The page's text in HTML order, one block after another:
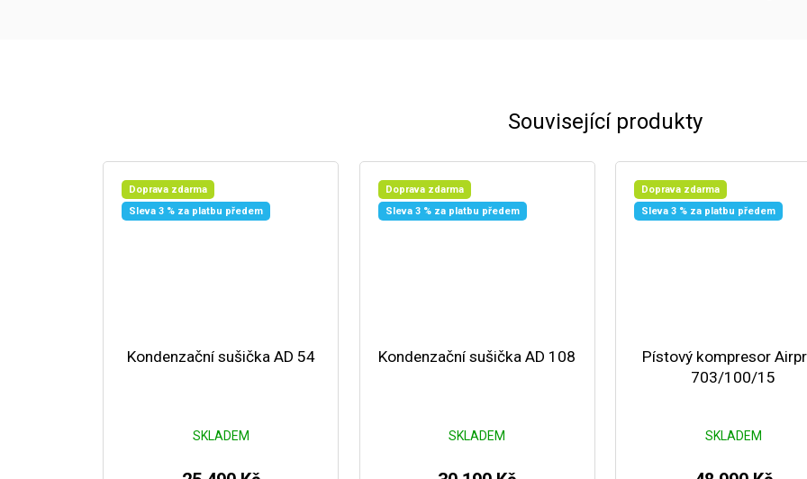
Související produkty
Doprava zdarma
Sleva 3 % za platbu předem
Kondenzační sušička AD 54
SKLADEM
Doprava zdarma
Sleva 3 % za platbu předem
Kondenzační sušička AD 108
SKLADEM
Doprava zdarma
Sleva 3 % za platbu předem
Pístový kompresor
703/100/15
SKLADEM